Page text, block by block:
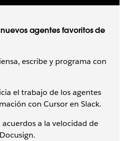
agentes favoritos de
escribe y programa con
el trabajo de los agentes
con Cursor en Slack.
acuerdos a la velocidad de